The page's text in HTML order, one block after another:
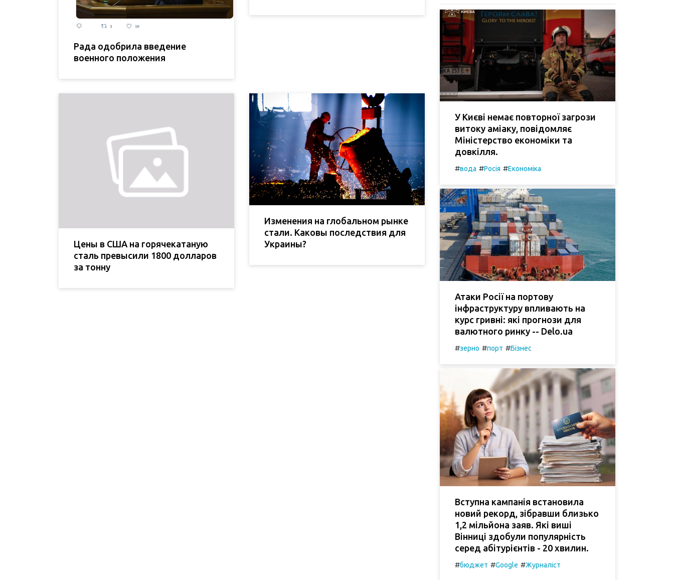
Рада одобрила введение
военного положения
Цены в США на горячекатаную
сталь превысили 1800 долларов
за тонну
Изменения на глобальном рынке
стали. Каковы последствия для
Украины?
У Києві немає повторної загрози
витоку аміаку, повідомляє
Міністерство економіки та
довкілля.
#вода #Росія #Економіка
Атаки Росії на портову
інфраструктуру впливають на
курс гривні: які прогнози для
валютного ринку -- Delo.ua
#зерно #порт #Бізнес
Вступна кампанія встановила
новий рекорд, зібравши близько
1,2 мільйона заяв. Які виші
Вінниці здобули популярність
серед абітурієнтів - 20 хвилин.
#бюджет #Google #Журналіст